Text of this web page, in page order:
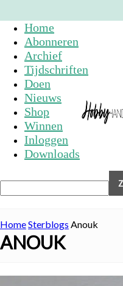
Home
Abonneren
Archief
Tijdschriften
Doen
Nieuws
Shop
Winnen
Inloggen
Downloads
HomeSterblogs Anouk
ANOUK